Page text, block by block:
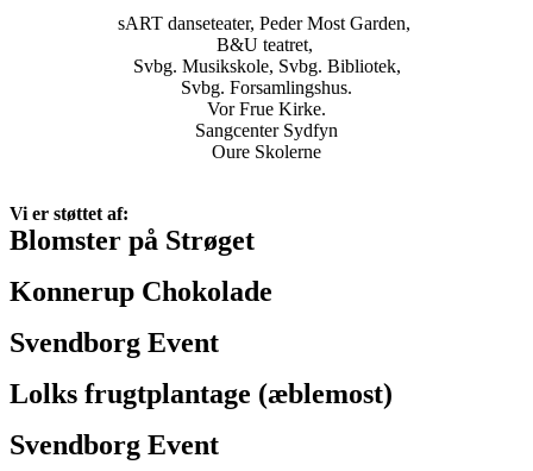
sART danseteater, Peder Most Garden,
B&U teatret,
Svbg. Musikskole, Svbg. Bibliotek,
Svbg. Forsamlingshus.
Vor Frue Kirke.
Sangcenter Sydfyn
Oure Skolerne
Vi er støttet af:
Blomster på Strøget
Konnerup Chokolade
Svendborg Event
Lolks frugtplantage (æblemost)
Svendborg Event